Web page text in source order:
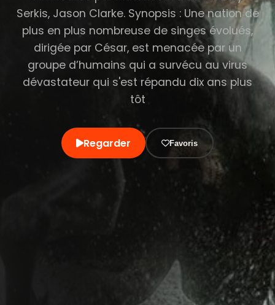
Serkis, Jason Clarke. Synopsis : Une nation de
plus en plus nombreuse de singes évolués,
dirigée par César, est menacée par un
groupe d’humains qui a survécu au virus
dévastateur qui s'est répandu dix ans plus
tôt
Regarder Favoris